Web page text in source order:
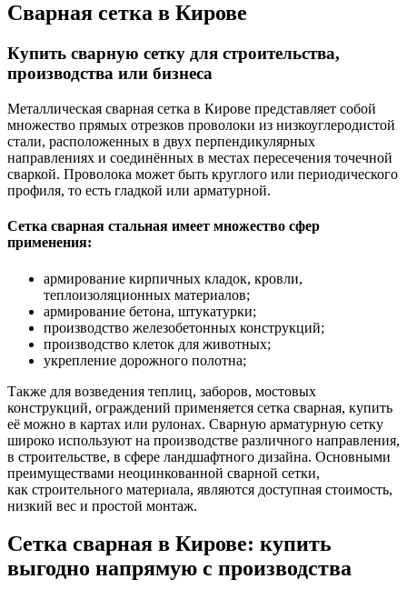
Сварная сетка в Кирове
Купить сварную сетку для строительства,
производства или бизнеса
Металлическая сварная сетка в Кирове представляет собой
множество прямых отрезков проволоки из низкоуглеродистой
стали, расположенных в двух перпендикулярных
направлениях и соединённых в местах пересечения точечной
сваркой. Проволока может быть круглого или периодического
профиля, то есть гладкой или арматурной.
Сетка сварная стальная имеет множество сфер
применения:
армирование кирпичных кладок, кровли,
теплоизоляционных материалов;
армирование бетона, штукатурки;
производство железобетонных конструкций;
производство клеток для животных;
укрепление дорожного полотна;
Также для возведения теплиц, заборов, мостовых
конструкций, ограждений применяется сетка сварная, купить
её можно в картах или рулонах. Сварную арматурную сетку
широко используют на производстве различного направления,
в строительстве, в сфере ландшафтного дизайна. Основными
преимуществами неоцинкованной сварной сетки,
как строительного материала, являются доступная стоимость,
низкий вес и простой монтаж.
Сетка сварная в Кирове: купить
выгодно напрямую с производства